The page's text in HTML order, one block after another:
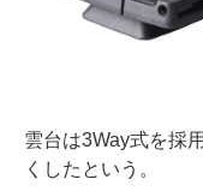
雲台は3Way式を採
くしたという。